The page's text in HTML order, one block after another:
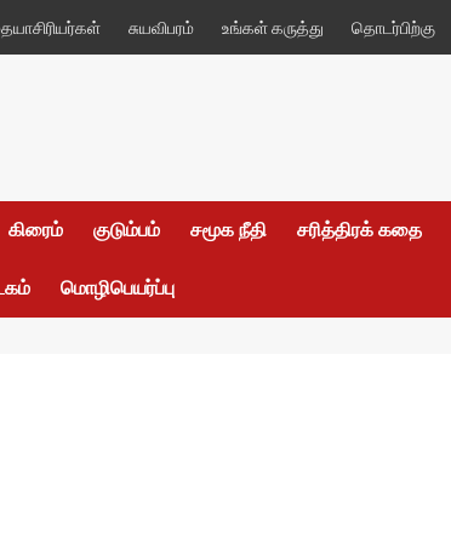
சுயவிபரம் உங்கள் கருத்து தொடர்பிற்கு
கிரைம் குடும்பம் சமூக நீதி சரித்திரக் கதை
மொழிபெயர்ப்பு